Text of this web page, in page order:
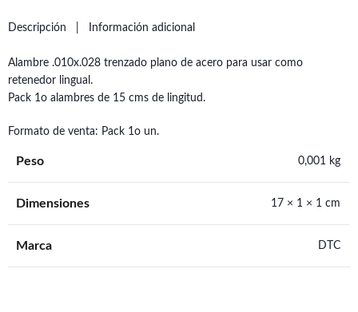
Descripción Información adicional
Alambre .010x.028 trenzado plano de acero para usar como
retenedor lingual.
Pack 1o alambres de 15 cms de lingitud.
Formato de venta: Pack 1o un.
Peso 0,001 kg
Dimensiones 17 × 1 × 1 cm
Marca DTC